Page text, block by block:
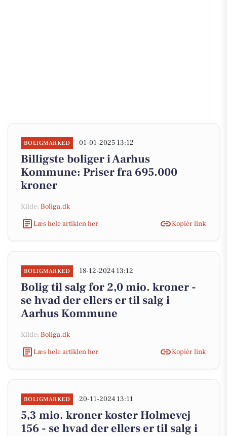
BOLIGMARKED 01-01-2025 13:12
Billigste boliger i Aarhus
Kommune: Priser fra 695.000
kroner
Kilde: Boliga.dk
Læs hele artiklen her
Kopiér link
BOLIGMARKED 18-12-2024 13:12
Bolig til salg for 2,0 mio. kroner -
se hvad der ellers er til salg i
Aarhus Kommune
Kilde: Boliga.dk
Læs hele artiklen her
Kopiér link
BOLIGMARKED 20-11-2024 13:11
5,3 mio. kroner koster Holmevej
156 - se hvad der ellers er til salg i